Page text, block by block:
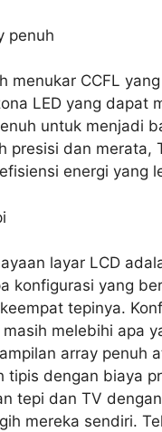
penuh
menukar CCFL
LED yang dapat
untuk menjadi
presisi dan
energi yang
layar LCD
konfigurasi yang
tepinya.
melebihi apa
array penuh
tipis dengan biaya
tepi dan TV
mereka sendiri.